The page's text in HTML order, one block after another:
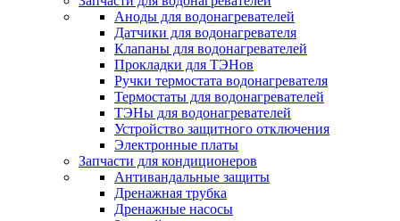
Аноды для водонагревателей
Датчики для водонагревателя
Клапаны для водонагревателей
Прокладки для ТЭНов
Ручки термостата водонагревателя
Термостаты для водонагревателей
ТЭНы для водонагревателей
Устройство защитного отключения
Электронные платы
Запчасти для кондиционеров
Антивандальные защиты
Дренажная трубка
Дренажные насосы